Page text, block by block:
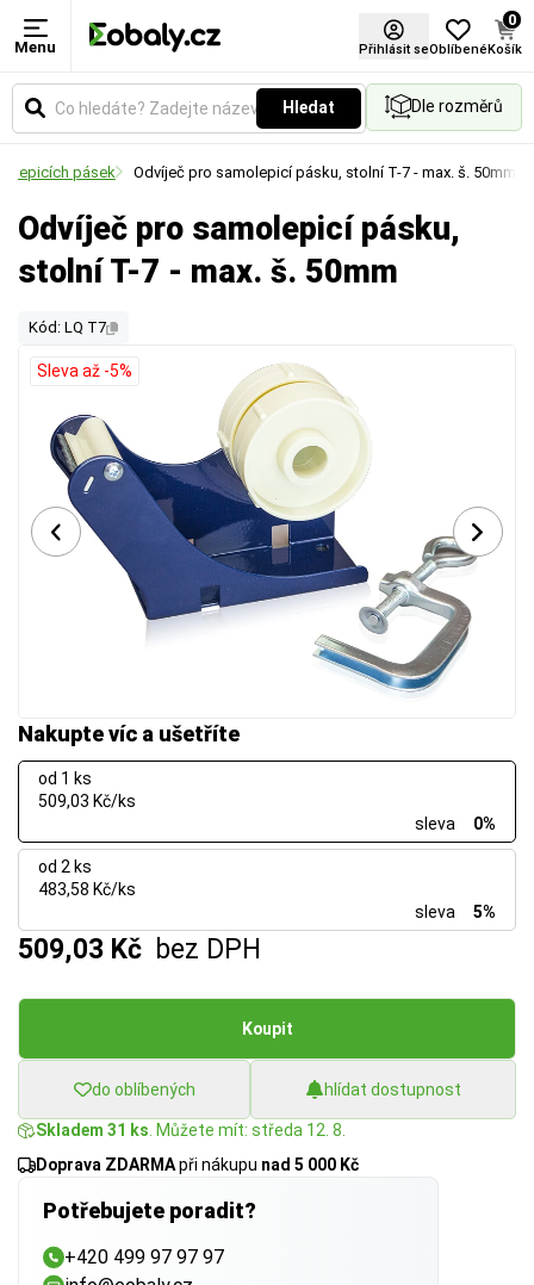
Menu Přihlásit seOblíbené
0
Košík
Hledat Dle rozměrů
lepicích pásek Odvíječ pro samolepicí pásku, stolní T-7 - max. š. 50mm
Odvíječ pro samolepicí pásku,
stolní T-7 - max. š. 50mm
Kód: LQ T7
Nakupte víc a ušetříte
od 1 ks
509,03 Kč/ks
sleva
0%
od 2 ks
483,58 Kč/ks
sleva
5%
509,03 Kč bez DPH
Koupit
do oblíbených hlídat dostupnost
Skladem 31 ks . Můžete mít: středa 12. 8.
Doprava ZDARMApři nákupu nad 5 000 Kč
Potřebujete poradit?
+420 499 97 97 97
Sleva až -5%